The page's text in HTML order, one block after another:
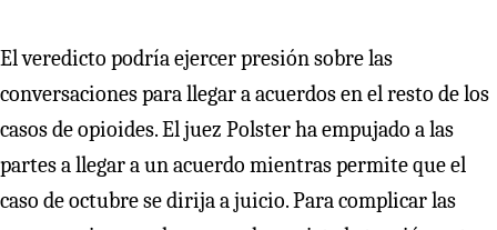
El veredicto podría ejercer presión sobre las
conversaciones para llegar a acuerdos en el resto de los
casos de opioides. El juez Polster ha empujado a las
partes a llegar a un acuerdo mientras permite que el
caso de octubre se dirija a juicio. Para complicar las